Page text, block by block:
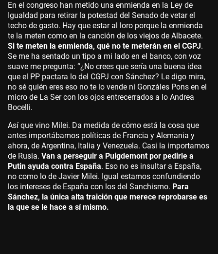
En el congreso han metido una enmienda en la Ley de
Igualdad para retirar la potestad del Senado de vetar el
techo de gasto. Hay que estar al loro porque la enmienda
te la meten como en la canción de los viejos de Albacete.
Si te meten la enmienda, qué no te meterán en el CGPJ.
Se me ha sentado un tipo a mi lado en el banco, con voz
suave me pregunta: “¿No crees que sería una buena idea
que el PP pactara lo del CGPJ con Sánchez? Le digo mira,
no sé quién eres eso no te lo vende ni Gonzáles Pons en el
micro de La Ser con los ojos entrecerrados a lo Andrea
Bocelli.
Así que vino Milei. Da medida de cómo está la cosa que
antes importábamos políticas de Francia y Alemania y
ahora, de Argentina, Italia y Venezuela. Casi la importamos
de Rusia. Van a perseguir a Puigdemont por pedirle a
Putin ayuda contra España. Eso no es insultar a España,
no como lo de Javier Milei. Igual estamos confundiendo
los intereses de España con los del Sanchismo. Para
Sánchez, la única alta traición que merece reprobarse es
la que se le hace a sí mismo.